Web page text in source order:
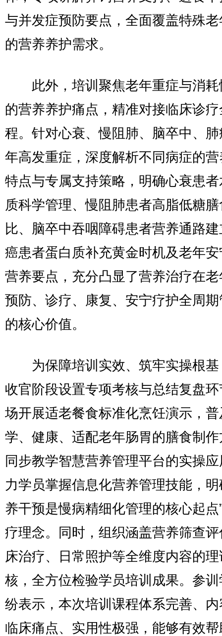
与并发症预防要点，全面覆盖特殊
的营养养护需求。
此外，培训聚焦老年重症与消耗
的营养养护痛点，精准对接临床诊
程。针对心衰、慢阻肺、脑卒中、
年高发重症，深度解析不同病症的
特点与专属支持策略，明确心衰患
质科学管理、慢阻肺患者高脂低糖
比、脑卒中吞咽障碍患者营养通路
癌患者蛋白质补充黄金时机及老年
营养要点，充分凸显了营养治疗在
预防、诊疗、康复、安宁疗护全周
的核心价值。
为保障培训实效、筑牢实操根基
收官阶段设置专项考核与总结复盘
场开展适老餐食标准化烹饪演示，
学、健康、适配老年肠胃的膳食制
同步教学智慧营养管理平台的实操
力学员掌握信息化营养管理技能，明
养干预是慢病精细化管理的核心起点
疗理念。同时，组织涵盖营养筛查
床治疗、日常照护等全维度内容的
核，全方位检验学员培训成果。参
纷表示，本次培训课程体系完善、
临床痛点、实用性极强，能够有效